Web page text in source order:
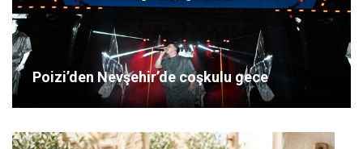
Poizi’den Nevşehir’de coşkulu gece